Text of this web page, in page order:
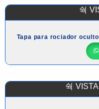
Tapa para rociador oculto